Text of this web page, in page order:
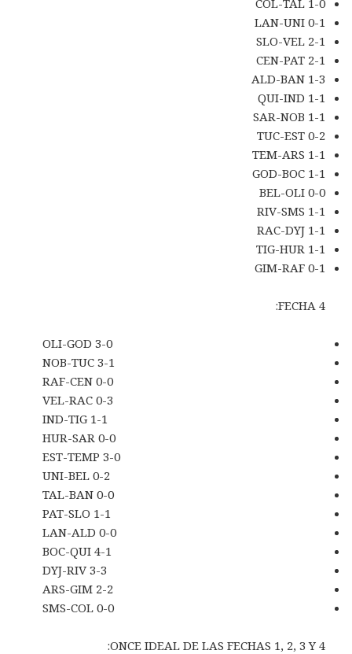
LAN-UNI 0-1
SLO-VEL 2-1
CEN-PAT 2-1
ALD-BAN 1-3
QUI-IND 1-1
SAR-NOB 1-1
TUC-EST 0-2
TEM-ARS 1-1
GOD-BOC 1-1
BEL-OLI 0-0
RIV-SMS 1-1
RAC-DYJ 1-1
TIG-HUR 1-1
GIM-RAF 0-1
FECHA 4:
OLI-GOD 3-0
NOB-TUC 3-1
RAF-CEN 0-0
VEL-RAC 0-3
IND-TIG 1-1
HUR-SAR 0-0
EST-TEMP 3-0
UNI-BEL 0-2
TAL-BAN 0-0
PAT-SLO 1-1
LAN-ALD 0-0
BOC-QUI 4-1
DYJ-RIV 3-3
ARS-GIM 2-2
SMS-COL 0-0
ONCE IDEAL DE LAS FECHAS 1, 2, 3 Y 4: